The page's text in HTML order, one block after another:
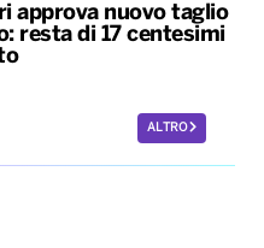
approva nuovo taglio
resta di 17 centesimi
ALTRO